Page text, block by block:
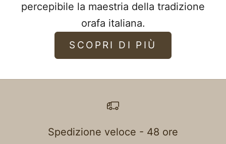
percepibile la maestria della tradizione
orafa italiana.
SCOPRI DI PIÙ
Spedizione veloce - 48 ore